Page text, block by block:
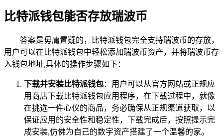
比特派钱包能否存放瑞波币
答案是毋庸置疑的，比特派钱包完全支持瑞波币的存放，
用户可以在比特派钱包中轻松添加瑞波币资产，并将瑞波币存
入钱包地址,具体的操作步骤如下：
下载并安装比特派钱包：用户可以从官方网站或正规应
用商店下载比特派钱包应用程序，在下载过程中，就像
在挑选一件心仪的商品，务必确保从正规渠道获取，以
保证应用的安全性和稳定性，下载完成后，按照提示完
成安装,仿佛为自己的数字资产搭建了一个温馨的家。